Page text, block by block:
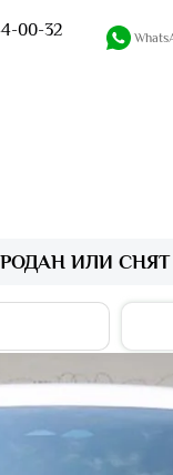
00-32
ИЛИ